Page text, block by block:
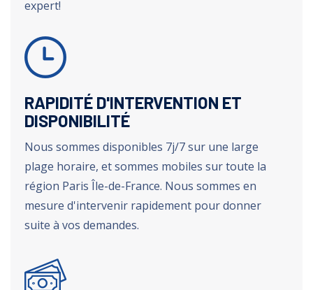
expert!
RAPIDITÉ D'INTERVENTION ET
DISPONIBILITÉ
Nous sommes disponibles 7j/7 sur une large
plage horaire, et sommes mobiles sur toute la
région Paris Île-de-France. Nous sommes en
mesure d'intervenir rapidement pour donner
suite à vos demandes.